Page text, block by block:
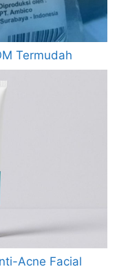
Termudah
Acne Facial